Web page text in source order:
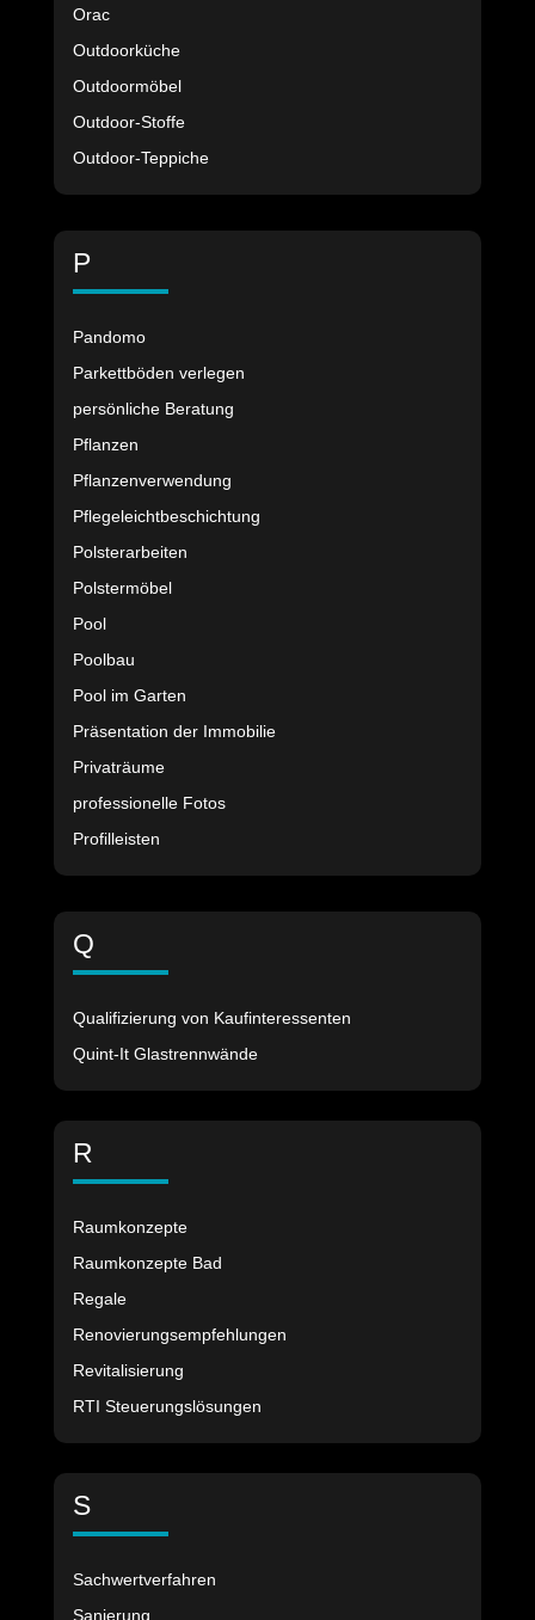
Orac
Outdoorküche
Outdoormöbel
Outdoor-Stoffe
Outdoor-Teppiche
P
Pandomo
Parkettböden verlegen
persönliche Beratung
Pflanzen
Pflanzenverwendung
Pflegeleichtbeschichtung
Polsterarbeiten
Polstermöbel
Pool
Poolbau
Pool im Garten
Präsentation der Immobilie
Privaträume
professionelle Fotos
Profilleisten
Q
Qualifizierung von Kaufinteressenten
Quint-It Glastrennwände
R
Raumkonzepte
Raumkonzepte Bad
Regale
Renovierungsempfehlungen
Revitalisierung
RTI Steuerungslösungen
S
Sachwertverfahren
Sanierung